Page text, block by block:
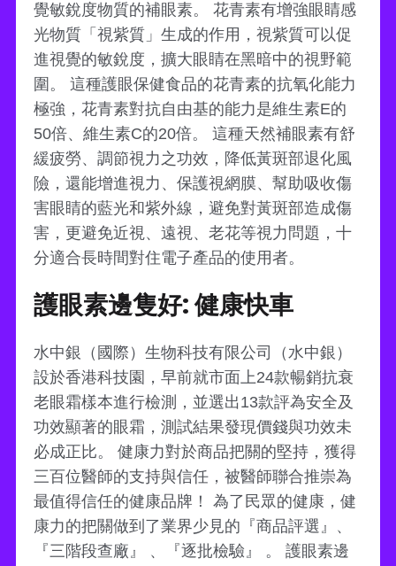
覺敏銳度物質的補眼素。 花青素有增強眼睛感
光物質「視紫質」生成的作用，視紫質可以促
進視覺的敏銳度，擴大眼睛在黑暗中的視野範
圍。 這種護眼保健食品的花青素的抗氧化能力
極強，花青素對抗自由基的能力是維生素E的
50倍、維生素C的20倍。 這種天然補眼素有舒
緩疲勞、調節視力之功效，降低黃斑部退化風
險，還能增進視力、保護視網膜、幫助吸收傷
害眼睛的藍光和紫外線，避免對黃斑部造成傷
害，更避免近視、遠視、老花等視力問題，十
分適合長時間對住電子產品的使用者。
護眼素邊隻好: 健康快車
水中銀（國際）生物科技有限公司（水中銀）
設於香港科技園，早前就市面上24款暢銷抗衰
老眼霜樣本進行檢測，並選出13款評為安全及
功效顯著的眼霜，測試結果發現價錢與功效未
必成正比。 健康力對於商品把關的堅持，獲得
三百位醫師的支持與信任，被醫師聯合推崇為
最值得信任的健康品牌！ 為了民眾的健康，健
康力的把關做到了業界少見的『商品評選』、
『三階段查廠』 、『逐批檢驗』 。 護眼素邊